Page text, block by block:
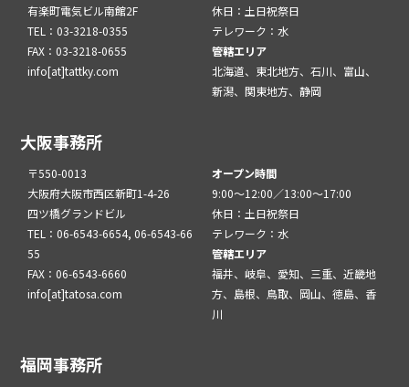
有楽町電気ビル南館2F
TEL：03-3218-0355
FAX：03-3218-0655
info[at]tattky.com
休日：土日祝祭日
テレワーク：水
管轄エリア
北海道、東北地方、石川、富山、
新潟、関東地方、静岡
大阪事務所
〒550-0013
大阪府大阪市西区新町1-4-26
四ツ橋グランドビル
TEL：06-6543-6654, 06-6543-66
55
FAX：06-6543-6660
info[at]tatosa.com
オープン時間
9:00～12:00／13:00～17:00
休日：土日祝祭日
テレワーク：水
管轄エリア
福井、岐阜、愛知、三重、近畿地
方、島根、鳥取、岡山、徳島、香
川
福岡事務所